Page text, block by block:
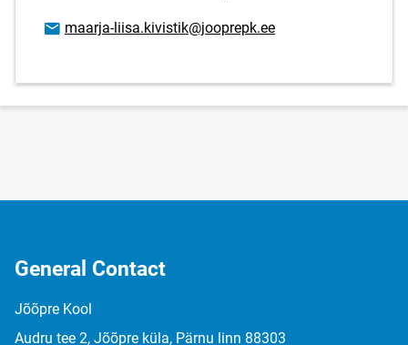
Email address
maarja-liisa.kivistik@jooprepk.ee
General Contact
Jõõpre Kool
Audru tee 2, Jõõpre küla, Pärnu linn 88303